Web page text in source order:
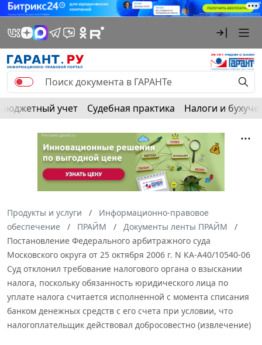
Бюджетный учет Судебная практика Налоги и
Продукты и услуги
Информационно-правовое
обеспечение
ПРАЙМ
Документы ленты ПРАЙМ
Постановление Федерального арбитражного суда
Московского округа от 25 октября 2006 г. N КА-А40/10540-06
Суд отклонил требование налогового органа о взыскании
налога, поскольку обязанность юридического лица по
уплате налога считается исполненной с момента списания
банком денежных средств с его счета при условии, что
налогоплательщик действовал добросовестно (извлечение)